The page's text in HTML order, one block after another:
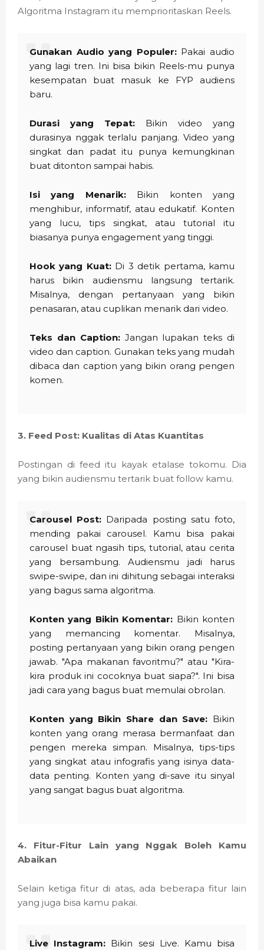
Algoritma Instagram itu memprioritaskan Reels.
Gunakan Audio yang Populer:Pakai audio
yang lagi tren. Ini bisa bikin Reels-mu punya
kesempatan buat masuk ke FYP audiens
baru.
Durasi yang Tepat: Bikin video yang
durasinya nggak terlalu panjang. Video yang
singkat dan padat itu punya kemungkinan
buat ditonton sampai habis.
Isi yang Menarik:Bikin konten yang
menghibur, informatif, atau edukatif. Konten
yang lucu, tips singkat, atau tutorial itu
biasanya punya engagement yang tinggi.
Hook yang Kuat:Di 3 detik pertama, kamu
harus bikin audiensmu langsung tertarik.
Misalnya, dengan pertanyaan yang bikin
penasaran, atau cuplikan menarik dari video.
Teks dan Caption:Jangan lupakan teks di
video dan caption. Gunakan teks yang mudah
dibaca dan caption yang bikin orang pengen
komen.
3. Feed Post: Kualitas di Atas Kuantitas
Postingan di feed itu kayak etalase tokomu. Dia
yang bikin audiensmu tertarik buat follow kamu.
Carousel Post: Daripada posting satu foto,
mending pakai carousel. Kamu bisa pakai
carousel buat ngasih tips, tutorial, atau cerita
yang bersambung. Audiensmu jadi harus
swipe-swipe, dan ini dihitung sebagai interaksi
yang bagus sama algoritma.
Konten yang Bikin Komentar: Bikin konten
yang memancing komentar. Misalnya,
posting pertanyaan yang bikin orang pengen
jawab. "Apa makanan favoritmu?" atau "Kira-
kira produk ini cocoknya buat siapa?". Ini bisa
jadi cara yang bagus buat memulai obrolan.
Konten yang Bikin Share dan Save: Bikin
konten yang orang merasa bermanfaat dan
pengen mereka simpan. Misalnya, tips-tips
yang singkat atau infografis yang isinya data-
data penting. Konten yang di-save itu sinyal
yang sangat bagus buat algoritma.
4. Fitur-Fitur Lain yang Nggak Boleh Kamu
Abaikan
Selain ketiga fitur di atas, ada beberapa fitur lain
yang juga bisa kamu pakai.
Live Instagram: Bikin sesi Live. Kamu bisa